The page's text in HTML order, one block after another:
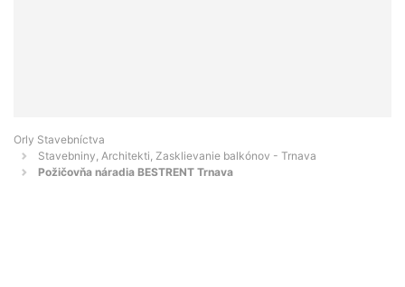
Orly Stavebníctva
Stavebniny, Architekti, Zasklievanie balkónov - Trnava
Požičovňa náradia BESTRENT Trnava